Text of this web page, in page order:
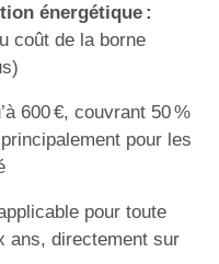
énergétique :
coût de la borne
600 €, couvrant 50 %
pour les
pour toute
ans, directement sur